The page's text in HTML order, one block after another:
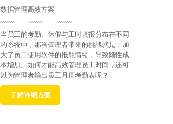
数据管理高效方案
当员工的考勤、休假与工时填报分布在不同
的系统中，那给管理者带来的挑战就是：加
大了员工使用软件的抵触情绪，导致隐性成
本增加。如何才能高效管理员工时间，还可
以为管理者输出员工月度考勤表呢？
了解详细方案